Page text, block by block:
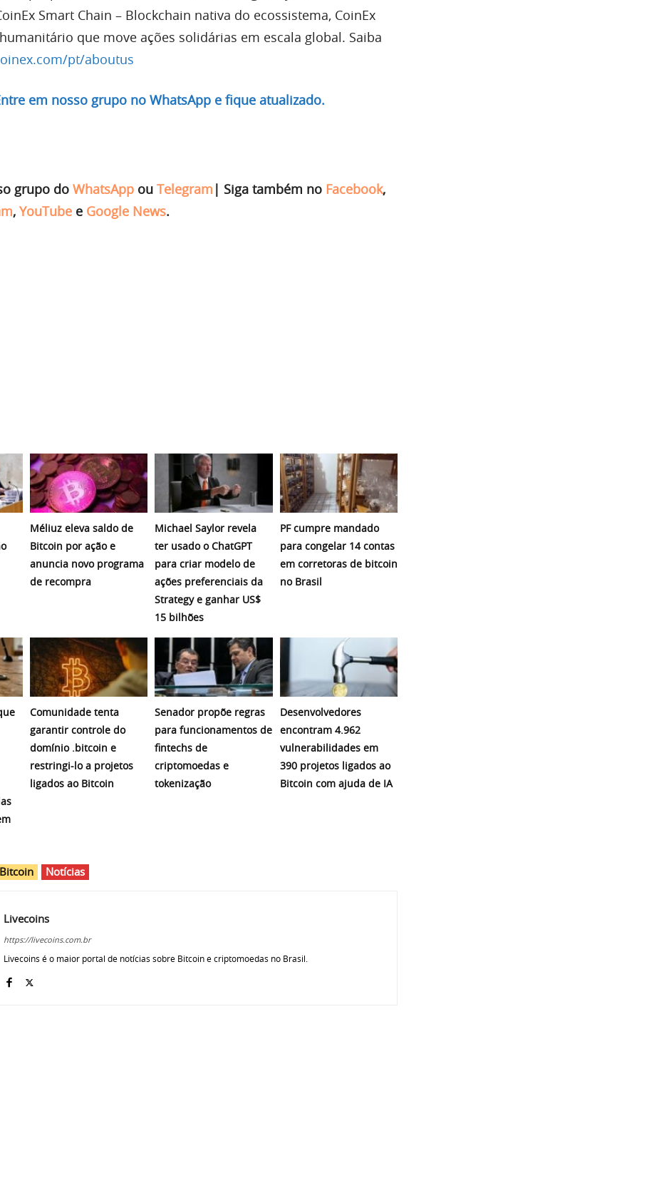
Smart Chain – Blockchain nativa do ecossistema, CoinEx
que move ações solidárias em escala global. Saiba
pt/aboutus
em nosso grupo no WhatsApp e fique atualizado.
grupo do WhatsApp ou Telegram | Siga também no Facebook,
, YouTube e Google News.
Méliuz eleva saldo de
Bitcoin por ação e
anuncia novo programa
de recompra
Michael Saylor revela
ter usado o ChatGPT
para criar modelo de
ações preferenciais da
Strategy e ganhar US$
15 bilhões
PF cumpre mandado
para congelar 14 contas
em corretoras de bitcoin
no Brasil
Comunidade tenta
garantir controle do
domínio .bitcoin e
restringi-lo a projetos
ligados ao Bitcoin
Senador propõe regras
para funcionamentos de
fintechs de
criptomoedas e
tokenização
Desenvolvedores
encontram 4.962
vulnerabilidades em
390 projetos ligados ao
Bitcoin com ajuda de IA
Bitcoin Notícias
Livecoins
https://livecoins.com.br
Livecoins é o maior portal de notícias sobre Bitcoin e criptomoedas no Brasil.